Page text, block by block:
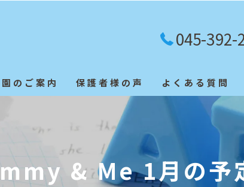
045-392-
園のご案内 保護者様の声 よくある質問
& Me 1月の予